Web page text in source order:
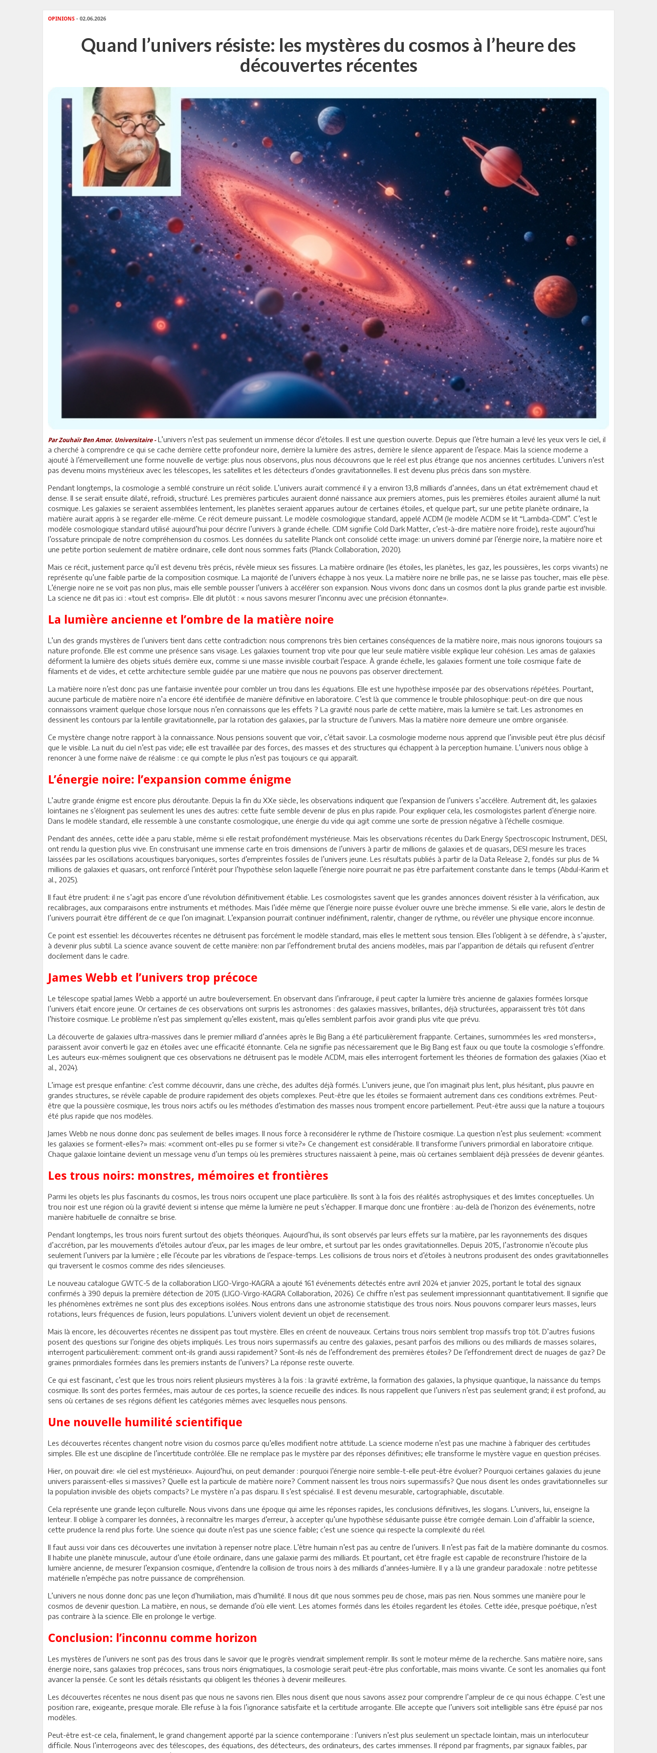
OPINIONS - 02.06.2026
Quand l’univers résiste: les mystères du cosmos à l’heure des
découvertes récentes
Par Zouhaïr Ben Amor. Universitaire -L’univers n’est pas seulement un immense décor d’étoiles. Il est une question ouverte. Depuis que l’être humain a levé les yeux vers le ciel, il
a cherché à comprendre ce qui se cache derrière cette profondeur noire, derrière la lumière des astres, derrière le silence apparent de l’espace. Mais la science moderne a
ajouté à l’émerveillement une forme nouvelle de vertige: plus nous observons, plus nous découvrons que le réel est plus étrange que nos anciennes certitudes. L’univers n’est
pas devenu moins mystérieux avec les télescopes, les satellites et les détecteurs d’ondes gravitationnelles. Il est devenu plus précis dans son mystère.
Pendant longtemps, la cosmologie a semblé construire un récit solide. L’univers aurait commencé il y a environ 13,8 milliards d’années, dans un état extrêmement chaud et
dense. Il se serait ensuite dilaté, refroidi, structuré. Les premières particules auraient donné naissance aux premiers atomes, puis les premières étoiles auraient allumé la nuit
cosmique. Les galaxies se seraient assemblées lentement, les planètes seraient apparues autour de certaines étoiles, et quelque part, sur une petite planète ordinaire, la
matière aurait appris à se regarder elle-même. Ce récit demeure puissant. Le modèle cosmologique standard, appelé ΛCDM (le modèle ΛCDM se lit “Lambda-CDM”. C’est le
modèle cosmologique standard utilisé aujourd’hui pour décrire l’univers à grande échelle. CDM signifie Cold Dark Matter, c’est-à-dire matière noire froide), reste aujourd’hui
l’ossature principale de notre compréhension du cosmos. Les données du satellite Planck ont consolidé cette image: un univers dominé par l’énergie noire, la matière noire et
une petite portion seulement de matière ordinaire, celle dont nous sommes faits (Planck Collaboration, 2020).
Mais ce récit, justement parce qu’il est devenu très précis, révèle mieux ses fissures. La matière ordinaire (les étoiles, les planètes, les gaz, les poussières, les corps vivants) ne
représente qu’une faible partie de la composition cosmique. La majorité de l’univers échappe à nos yeux. La matière noire ne brille pas, ne se laisse pas toucher, mais elle pèse.
L’énergie noire ne se voit pas non plus, mais elle semble pousser l’univers à accélérer son expansion. Nous vivons donc dans un cosmos dont la plus grande partie est invisible.
La science ne dit pas ici : «tout est compris». Elle dit plutôt : « nous savons mesurer l’inconnu avec une précision étonnante».
La lumière ancienne et l’ombre de la matière noire
L’un des grands mystères de l’univers tient dans cette contradiction: nous comprenons très bien certaines conséquences de la matière noire, mais nous ignorons toujours sa
nature profonde. Elle est comme une présence sans visage. Les galaxies tournent trop vite pour que leur seule matière visible explique leur cohésion. Les amas de galaxies
déforment la lumière des objets situés derrière eux, comme si une masse invisible courbait l’espace. À grande échelle, les galaxies forment une toile cosmique faite de
filaments et de vides, et cette architecture semble guidée par une matière que nous ne pouvons pas observer directement.
La matière noire n’est donc pas une fantaisie inventée pour combler un trou dans les équations. Elle est une hypothèse imposée par des observations répétées. Pourtant,
aucune particule de matière noire n’a encore été identifiée de manière définitive en laboratoire. C’est là que commence le trouble philosophique: peut-on dire que nous
connaissons vraiment quelque chose lorsque nous n’en connaissons que les effets ? La gravité nous parle de cette matière, mais la lumière se tait. Les astronomes en
dessinent les contours par la lentille gravitationnelle, par la rotation des galaxies, par la structure de l’univers. Mais la matière noire demeure une ombre organisée.
Ce mystère change notre rapport à la connaissance. Nous pensions souvent que voir, c’était savoir. La cosmologie moderne nous apprend que l’invisible peut être plus décisif
que le visible. La nuit du ciel n’est pas vide; elle est travaillée par des forces, des masses et des structures qui échappent à la perception humaine. L’univers nous oblige à
renoncer à une forme naïve de réalisme : ce qui compte le plus n’est pas toujours ce qui apparaît.
L’énergie noire: l’expansion comme énigme
L’autre grande énigme est encore plus déroutante. Depuis la fin du XXe siècle, les observations indiquent que l’expansion de l’univers s’accélère. Autrement dit, les galaxies
lointaines ne s’éloignent pas seulement les unes des autres: cette fuite semble devenir de plus en plus rapide. Pour expliquer cela, les cosmologistes parlent d’énergie noire.
Dans le modèle standard, elle ressemble à une constante cosmologique, une énergie du vide qui agit comme une sorte de pression négative à l’échelle cosmique.
Pendant des années, cette idée a paru stable, même si elle restait profondément mystérieuse. Mais les observations récentes du Dark Energy Spectroscopic Instrument, DESI,
ont rendu la question plus vive. En construisant une immense carte en trois dimensions de l’univers à partir de millions de galaxies et de quasars, DESI mesure les traces
laissées par les oscillations acoustiques baryoniques, sortes d’empreintes fossiles de l’univers jeune. Les résultats publiés à partir de la Data Release 2, fondés sur plus de 14
millions de galaxies et quasars, ont renforcé l’intérêt pour l’hypothèse selon laquelle l’énergie noire pourrait ne pas être parfaitement constante dans le temps (Abdul-Karim et
al., 2025).
Il faut être prudent: il ne s’agit pas encore d’une révolution définitivement établie. Les cosmologistes savent que les grandes annonces doivent résister à la vérification, aux
recalibrages, aux comparaisons entre instruments et méthodes. Mais l’idée même que l’énergie noire puisse évoluer ouvre une brèche immense. Si elle varie, alors le destin de
l’univers pourrait être différent de ce que l’on imaginait. L’expansion pourrait continuer indéfiniment, ralentir, changer de rythme, ou révéler une physique encore inconnue.
Ce point est essentiel: les découvertes récentes ne détruisent pas forcément le modèle standard, mais elles le mettent sous tension. Elles l’obligent à se défendre, à s’ajuster,
à devenir plus subtil. La science avance souvent de cette manière: non par l’effondrement brutal des anciens modèles, mais par l’apparition de détails qui refusent d’entrer
docilement dans le cadre.
James Webb et l’univers trop précoce
Le télescope spatial James Webb a apporté un autre bouleversement. En observant dans l’infrarouge, il peut capter la lumière très ancienne de galaxies formées lorsque
l’univers était encore jeune. Or certaines de ces observations ont surpris les astronomes : des galaxies massives, brillantes, déjà structurées, apparaissent très tôt dans
l’histoire cosmique. Le problème n’est pas simplement qu’elles existent, mais qu’elles semblent parfois avoir grandi plus vite que prévu.
La découverte de galaxies ultra-massives dans le premier milliard d’années après le Big Bang a été particulièrement frappante. Certaines, surnommées les «red monsters»,
paraissent avoir converti le gaz en étoiles avec une efficacité étonnante. Cela ne signifie pas nécessairement que le Big Bang est faux ou que toute la cosmologie s’effondre.
Les auteurs eux-mêmes soulignent que ces observations ne détruisent pas le modèle ΛCDM, mais elles interrogent fortement les théories de formation des galaxies (Xiao et
al., 2024).
L’image est presque enfantine: c’est comme découvrir, dans une crèche, des adultes déjà formés. L’univers jeune, que l’on imaginait plus lent, plus hésitant, plus pauvre en
grandes structures, se révèle capable de produire rapidement des objets complexes. Peut-être que les étoiles se formaient autrement dans ces conditions extrêmes. Peut-
être que la poussière cosmique, les trous noirs actifs ou les méthodes d’estimation des masses nous trompent encore partiellement. Peut-être aussi que la nature a toujours
été plus rapide que nos modèles.
James Webb ne nous donne donc pas seulement de belles images. Il nous force à reconsidérer le rythme de l’histoire cosmique. La question n’est plus seulement: «comment
les galaxies se forment-elles?» mais: «comment ont-elles pu se former si vite?» Ce changement est considérable. Il transforme l’univers primordial en laboratoire critique.
Chaque galaxie lointaine devient un message venu d’un temps où les premières structures naissaient à peine, mais où certaines semblaient déjà pressées de devenir géantes.
Les trous noirs: monstres, mémoires et frontières
Parmi les objets les plus fascinants du cosmos, les trous noirs occupent une place particulière. Ils sont à la fois des réalités astrophysiques et des limites conceptuelles. Un
trou noir est une région où la gravité devient si intense que même la lumière ne peut s’échapper. Il marque donc une frontière : au-delà de l’horizon des événements, notre
manière habituelle de connaître se brise.
Pendant longtemps, les trous noirs furent surtout des objets théoriques. Aujourd’hui, ils sont observés par leurs effets sur la matière, par les rayonnements des disques
d’accrétion, par les mouvements d’étoiles autour d’eux, par les images de leur ombre, et surtout par les ondes gravitationnelles. Depuis 2015, l’astronomie n’écoute plus
seulement l’univers par la lumière ; elle l’écoute par les vibrations de l’espace-temps. Les collisions de trous noirs et d’étoiles à neutrons produisent des ondes gravitationnelles
qui traversent le cosmos comme des rides silencieuses.
Le nouveau catalogue GWTC-5 de la collaboration LIGO-Virgo-KAGRA a ajouté 161 événements détectés entre avril 2024 et janvier 2025, portant le total des signaux
confirmés à 390 depuis la première détection de 2015 (LIGO-Virgo-KAGRA Collaboration, 2026). Ce chiffre n’est pas seulement impressionnant quantitativement. Il signifie que
les phénomènes extrêmes ne sont plus des exceptions isolées. Nous entrons dans une astronomie statistique des trous noirs. Nous pouvons comparer leurs masses, leurs
rotations, leurs fréquences de fusion, leurs populations. L’univers violent devient un objet de recensement.
Mais là encore, les découvertes récentes ne dissipent pas tout mystère. Elles en créent de nouveaux. Certains trous noirs semblent trop massifs trop tôt. D’autres fusions
posent des questions sur l’origine des objets impliqués. Les trous noirs supermassifs au centre des galaxies, pesant parfois des millions ou des milliards de masses solaires,
interrogent particulièrement: comment ont-ils grandi aussi rapidement? Sont-ils nés de l’effondrement des premières étoiles? De l’effondrement direct de nuages de gaz? De
graines primordiales formées dans les premiers instants de l’univers? La réponse reste ouverte.
Ce qui est fascinant, c’est que les trous noirs relient plusieurs mystères à la fois : la gravité extrême, la formation des galaxies, la physique quantique, la naissance du temps
cosmique. Ils sont des portes fermées, mais autour de ces portes, la science recueille des indices. Ils nous rappellent que l’univers n’est pas seulement grand; il est profond, au
sens où certaines de ses régions défient les catégories mêmes avec lesquelles nous pensons.
Une nouvelle humilité scientifique
Les découvertes récentes changent notre vision du cosmos parce qu’elles modifient notre attitude. La science moderne n’est pas une machine à fabriquer des certitudes
simples. Elle est une discipline de l’incertitude contrôlée. Elle ne remplace pas le mystère par des réponses définitives; elle transforme le mystère vague en question précises.
Hier, on pouvait dire: «le ciel est mystérieux». Aujourd’hui, on peut demander : pourquoi l’énergie noire semble-t-elle peut-être évoluer? Pourquoi certaines galaxies du jeune
univers paraissent-elles si massives? Quelle est la particule de matière noire? Comment naissent les trous noirs supermassifs? Que nous disent les ondes gravitationnelles sur
la population invisible des objets compacts? Le mystère n’a pas disparu. Il s’est spécialisé. Il est devenu mesurable, cartographiable, discutable.
Cela représente une grande leçon culturelle. Nous vivons dans une époque qui aime les réponses rapides, les conclusions définitives, les slogans. L’univers, lui, enseigne la
lenteur. Il oblige à comparer les données, à reconnaître les marges d’erreur, à accepter qu’une hypothèse séduisante puisse être corrigée demain. Loin d’affaiblir la science,
cette prudence la rend plus forte. Une science qui doute n’est pas une science faible; c’est une science qui respecte la complexité du réel.
Il faut aussi voir dans ces découvertes une invitation à repenser notre place. L’être humain n’est pas au centre de l’univers. Il n’est pas fait de la matière dominante du cosmos.
Il habite une planète minuscule, autour d’une étoile ordinaire, dans une galaxie parmi des milliards. Et pourtant, cet être fragile est capable de reconstruire l’histoire de la
lumière ancienne, de mesurer l’expansion cosmique, d’entendre la collision de trous noirs à des milliards d’années-lumière. Il y a là une grandeur paradoxale : notre petitesse
matérielle n’empêche pas notre puissance de compréhension.
L’univers ne nous donne donc pas une leçon d’humiliation, mais d’humilité. Il nous dit que nous sommes peu de chose, mais pas rien. Nous sommes une manière pour le
cosmos de devenir question. La matière, en nous, se demande d’où elle vient. Les atomes formés dans les étoiles regardent les étoiles. Cette idée, presque poétique, n’est
pas contraire à la science. Elle en prolonge le vertige.
Conclusion: l’inconnu comme horizon
Les mystères de l’univers ne sont pas des trous dans le savoir que le progrès viendrait simplement remplir. Ils sont le moteur même de la recherche. Sans matière noire, sans
énergie noire, sans galaxies trop précoces, sans trous noirs énigmatiques, la cosmologie serait peut-être plus confortable, mais moins vivante. Ce sont les anomalies qui font
avancer la pensée. Ce sont les détails résistants qui obligent les théories à devenir meilleures.
Les découvertes récentes ne nous disent pas que nous ne savons rien. Elles nous disent que nous savons assez pour comprendre l’ampleur de ce qui nous échappe. C’est une
position rare, exigeante, presque morale. Elle refuse à la fois l’ignorance satisfaite et la certitude arrogante. Elle accepte que l’univers soit intelligible sans être épuisé par nos
modèles.
Peut-être est-ce cela, finalement, le grand changement apporté par la science contemporaine : l’univers n’est plus seulement un spectacle lointain, mais un interlocuteur
difficile. Nous l’interrogeons avec des télescopes, des équations, des détecteurs, des ordinateurs, des cartes immenses. Il répond par fragments, par signaux faibles, par